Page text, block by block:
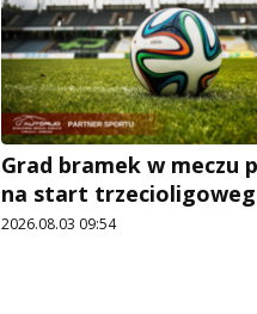
Grad bramek w meczu
na start
2026.08.03 09:54